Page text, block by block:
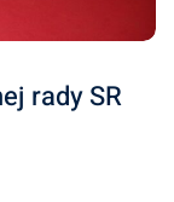
rady SR